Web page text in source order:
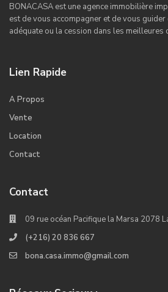
BONACASA est une agence immobilière
est de vous accompagner et de vous guider
adéquate ou la cession dans les meilleures
Lien Rapide
A Propos
Vente
Location
Contact
Contact
09 rue océan Pacifique la Marsa 2078
(+216) 20 836 667
bona.casa.immo@gmail.com